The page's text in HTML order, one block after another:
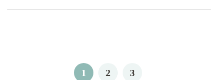
pagineringPAGE
1 PAGE
2 PAGE
3